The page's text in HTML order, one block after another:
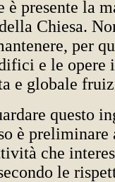
presente la
Chiesa.
per
e le opere
e globale
questo
è preliminare
che
le